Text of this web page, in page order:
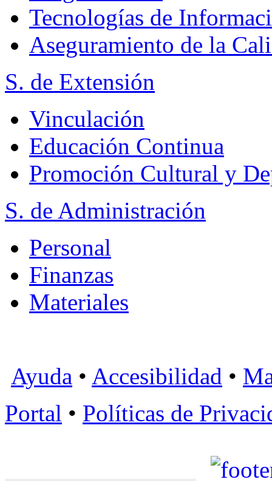
Tecnologías de
Aseguramiento de la
S. de Extensión
Vinculación
Educación Continua
Promoción Cultural y
S. de Administración
Personal
Finanzas
Materiales
Ayuda • Accesibilidad •
Portal • Políticas de